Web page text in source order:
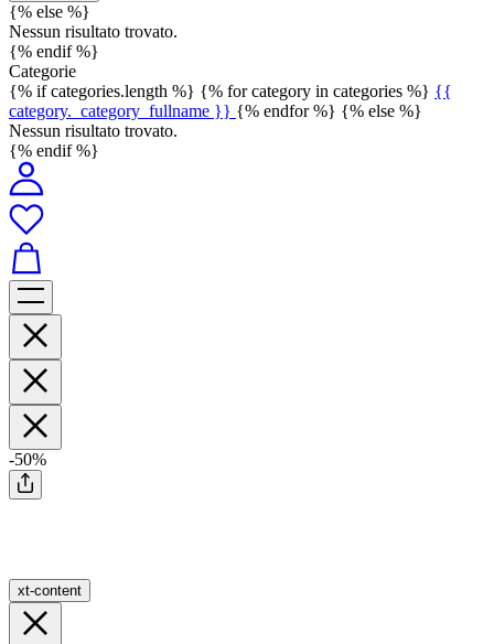
{% else %}
Nessun risultato trovato.
{% endif %}
Categorie
{% if categories.length %} {% for category in categories %} {{
category._category_fullname }} {% endfor %} {% else %}
Nessun risultato trovato.
{% endif %}
-50%
xt-content